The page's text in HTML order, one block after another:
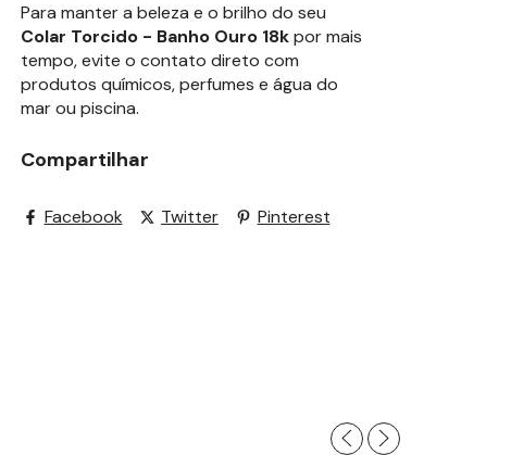
Para manter a beleza e o brilho do seu
Colar Torcido - Banho Ouro 18kpor mais
tempo, evite o contato direto com
produtos químicos, perfumes e água do
mar ou piscina.
Compartilhar
Facebook Twitter Pinterest